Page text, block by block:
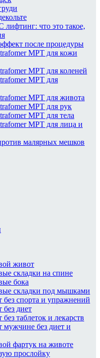
что это такое,
после процедуры
MPT для кожи
MPT для коленей
MPT для
MPT для живота
MPT для рук
MPT для тела
MPT для лица и
малярных мешков
живот
складки на спине
бока
складки под мышками
без спорта и упражнений
без диет
таблеток и лекарств
мужчине без диет и
фартук на животе
прослойку